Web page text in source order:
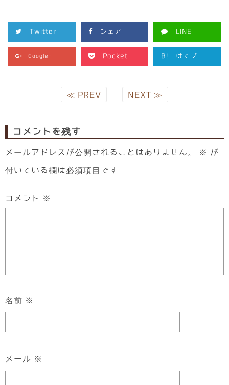
Twitter シェア LINE
Google+ Pocket B! はてブ
≪ PREV NEXT ≫
コメントを残す
メールアドレスが公開されることはありません。 ※ が
付いている欄は必須項目です
コメント ※
名前 ※
メール ※